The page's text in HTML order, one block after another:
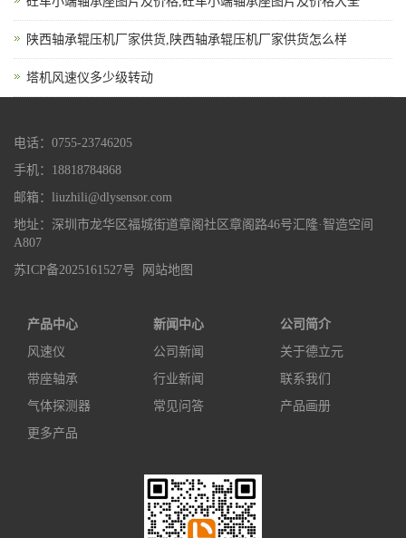
陕西轴承辊压机厂家供货,陕西轴承辊压机厂家供货怎么样
塔机风速仪多少级转动
电话：0755-23746205
手机：18818784868
邮箱：liuzhili@dlysensor.com
地址：深圳市龙华区福城街道章阁社区章阁路46号汇隆·智造空间
A807
苏ICP备2025161527号
网站地图
产品中心
风速仪
带座轴承
气体探测器
更多产品
新闻中心
公司新闻
行业新闻
常见问答
公司简介
关于德立元
联系我们
产品画册